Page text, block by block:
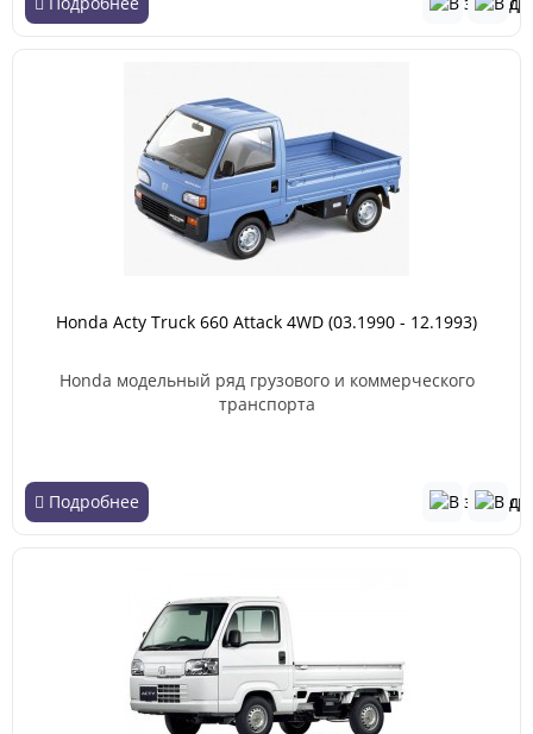
Honda Acty Truck 660 Attack 4WD (03.1990 - 12.1993)
Honda модельный ряд грузового и коммерческого
транспорта
Подробнее